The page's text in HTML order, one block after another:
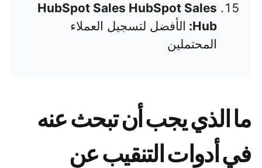
HubSpot Sales HubSpot Sales
Hub: الأفضل لتسجيل العملاء
المحتملين
ما الذي يجب أن تبحث عنه
في أدوات التنقيب عن